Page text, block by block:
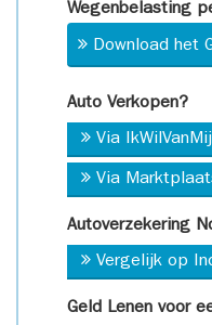
Wegenbelasting
Download het
Auto Verkopen?
Via
Via
Autoverzekering
Vergelijk op
Geld Lenen voor